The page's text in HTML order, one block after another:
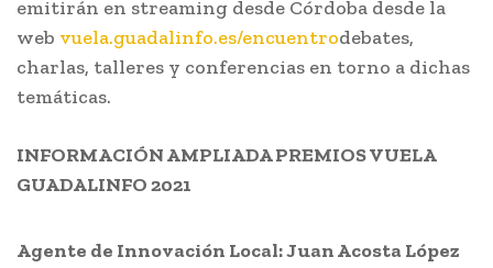
emitirán en streaming desde Córdoba desde la
web vuela.guadalinfo.es/encuentrodebates,
charlas, talleres y conferencias en torno a dichas
temáticas.
INFORMACIÓN AMPLIADA PREMIOS VUELA
GUADALINFO 2021
Agente de Innovación Local: Juan Acosta López